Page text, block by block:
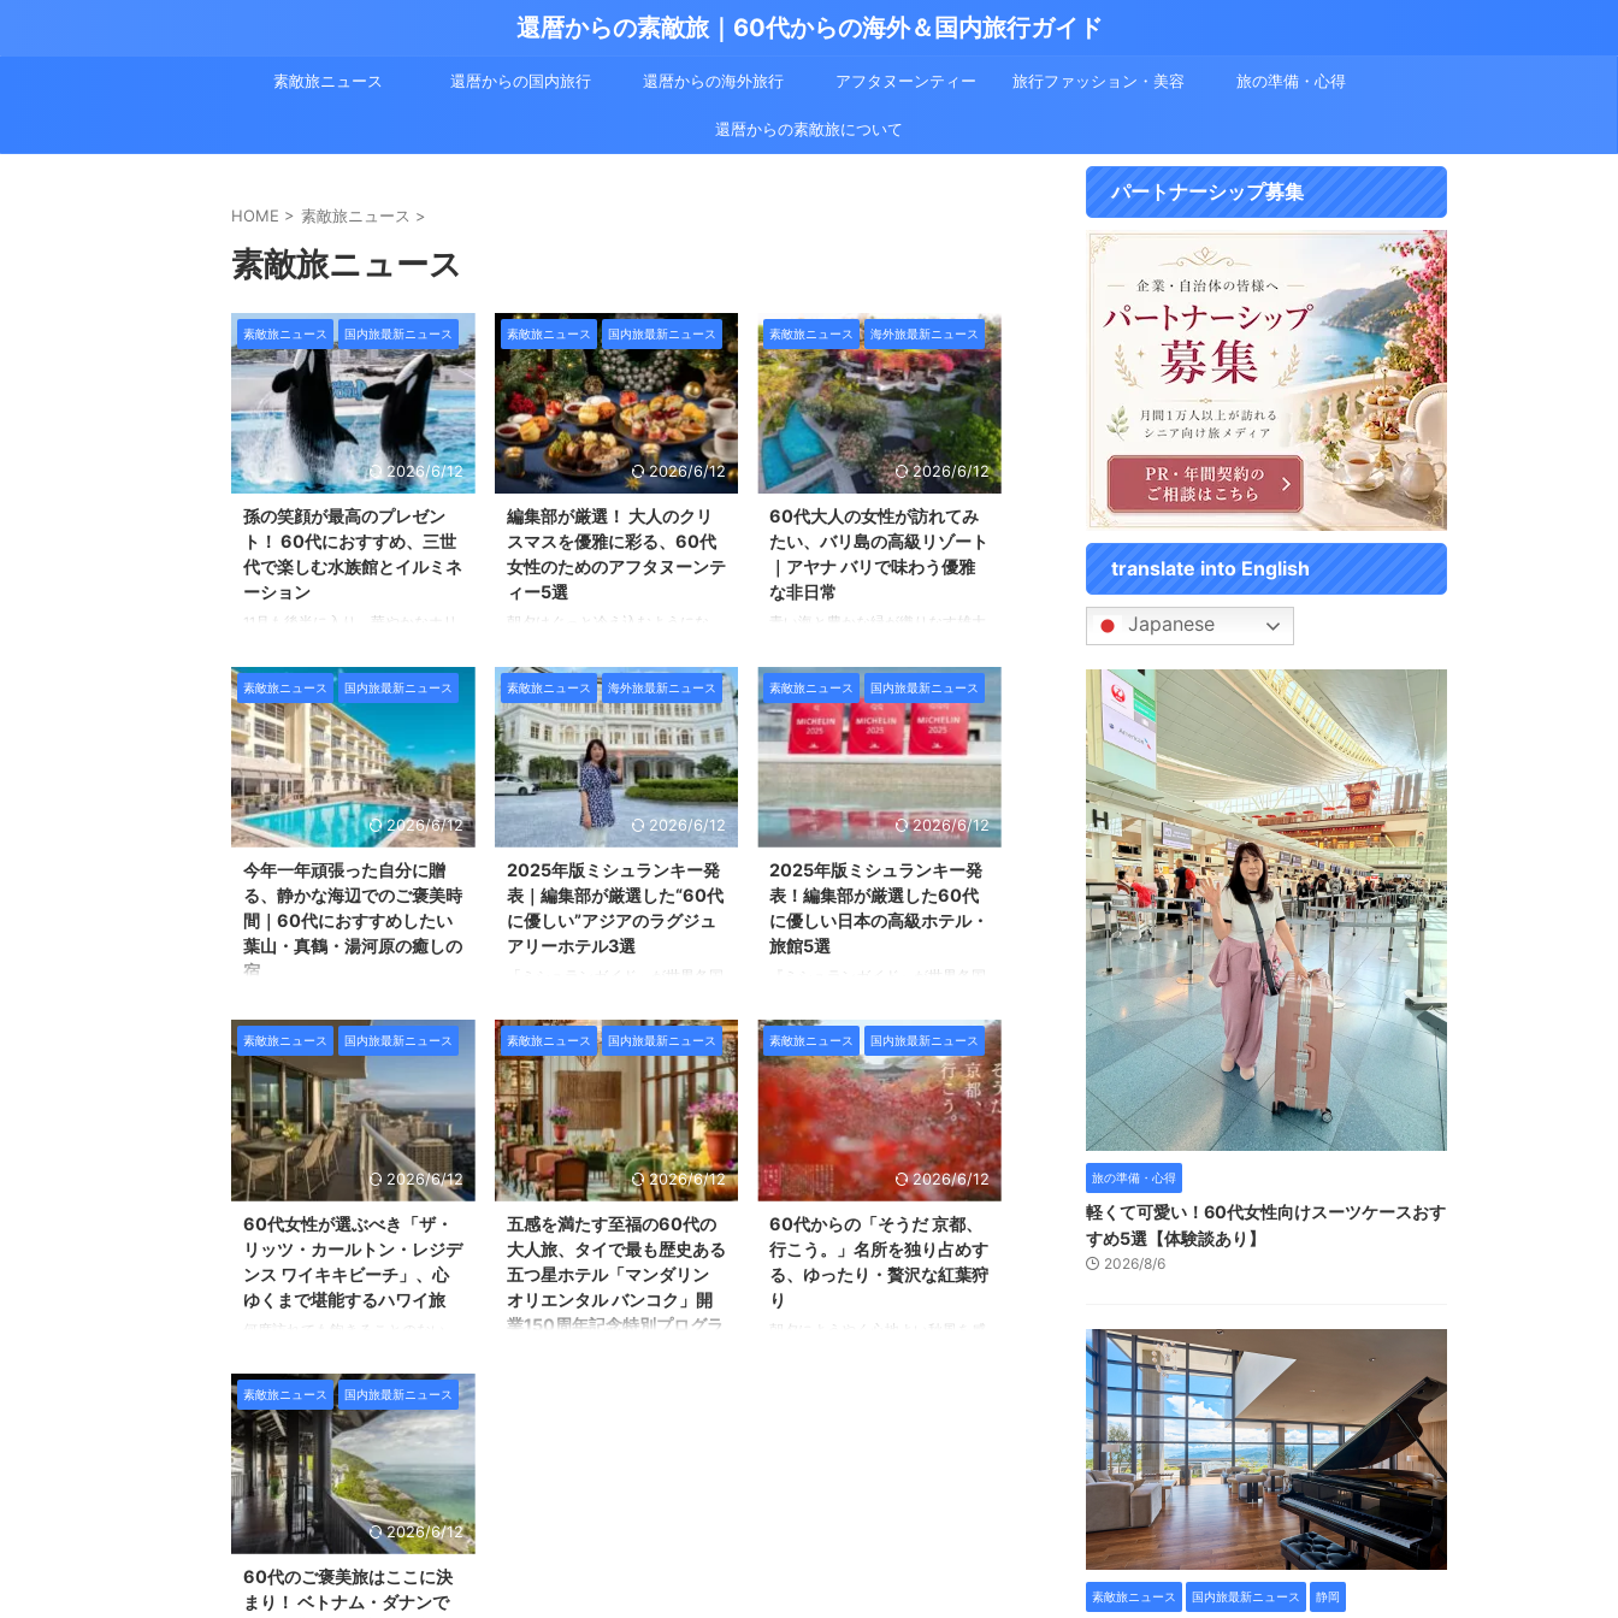
還暦からの素敵旅｜60代からの海外＆国内旅行ガイド
素敵旅ニュース 還暦からの国内旅行 還暦からの海外旅行 アフタヌーンティー 旅行ファッション・美容 旅の準備・心得
還暦からの素敵旅について
HOME > 素敵旅ニュース >
素敵旅ニュース
素敵旅ニュース 国内旅最新ニュース
2026/6/12
孫の笑顔が最高のプレゼン
ト！ 60代におすすめ、三世
代で楽しむ水族館とイルミネ
ーション
11月も後半に入り、華やかなホリ
特別な季節に、かわいいお孫さん
とのお出かけを 計画されている
方も多いのではないでしょうか。
小さなお子さま連れでも楽しめる
魅力的なスポットが続々と登場し
ていますが やはりファミリーで
のお出かけで外すことができない
のは 子どもも大人も満喫できる
テーマパーク。 今回は数あるテ
ーマパークの中から、 関東屈指
の水族館「鴨川シーワールド」と
冬のイルミネメーションが人気の
「東京ドイツ村」 この二つを存
素敵旅ニュース 国内旅最新ニュース
2026/6/12
編集部が厳選！ 大人のクリ
スマスを優雅に彩る、60代
女性のためのアフタヌーンテ
ィー5選
朝夕はぐっと冷え込むようにな
た。 街では煌びやかなイルミネ
ーションの準備も始まり ホリデ
ーシーズンのカウントダウンがス
タートしています。 そんな特別
な季節だからこそ、気のおけない
友人や大切な人と あるいは自分
へのご褒美として 趣向を凝らし
たアフタヌーンティーを贅沢に楽
しんでみたいもの。 今回は、
「還暦からの素敵旅」編集部が厳
選した ６０代の方にもおすすめ
な東京・横浜のラグジュアリーホ
テルの アフタヌーンティーをご
素敵旅ニュース 海外旅最新ニュース
2026/6/12
60代大人の女性が訪れてみ
たい、バリ島の高級リゾート
｜アヤナ バリで味わう優雅
な非日常
青い海と豊かな緑が織りなす雄大
く神秘的な文化、 そして、訪れ
た人を穏やかに包み込んでくれる
ホスピタリティ。 多くの旅人を
魅了してやまないインドネシア・
バリ島は、 60代の大人の女性に
とっても訪れてみたいデスティネ
ーションの一つです。 バリ島に
数多くあるラグジュアリーホテル
の中から、 インド洋を一望する
断崖絶壁の海岸線に建つ五つ星リ
ゾート 「アヤナ バリ」をご紹介
します。 ジンバラン湾を望む海
岸線に建つ高級リゾート「アヤナ
素敵旅ニュース 国内旅最新ニュース
2026/6/12
今年一年頑張った自分に贈
る、静かな海辺でのご褒美時
間｜60代におすすめしたい
葉山・真鶴・湯河原の癒しの
宿
した。 慌ただしい年末がやって
くる前に、 ほんの少し都会の喧
騒から離れて、自分だけの静謐を
楽しむ、 ひとり旅に出かけてみ
るのはいかがでしょう。 豊かな
自然の中でリフレッシュする贅沢
な時間は、 今年一年、頑張って
きた自分へのご褒美にふさわしい
ものとなるに違いありません。
今回は、都心から電車で約1〜2時
間でアクセスできる 海と自然に
包まれた海辺のリゾート 葉山・
真鶴・湯河原から「自然」「温
をご紹介します。 ...
素敵旅ニュース 海外旅最新ニュース
2026/6/12
2025年版ミシュランキー発
表｜編集部が厳選した“60代
に優しい”アジアのラグジュ
アリーホテル3選
「ミシュランガイド」が世界各国
する「ミシュランキー」。 前回
は、「ミシュランキー」に選出さ
れた日本国内の128軒から、 編集
長ままリンが独自の視点で厳選し
た “60代に優しい”高級ホテル・旅
館5軒をご紹介しました。 今回
は、編集長ままリンが視野を海
外・アジアにまで広げて、 「ミ
シュランキー」を獲得した“60代
に優しい”高級ホテルを 3軒、セレ
クトしました！ 「ミシュランガ
イド アジア 2025」とは？ 『ミシ
ュランガイド』が2024年4月に世
素敵旅ニュース 国内旅最新ニュース
2026/6/12
2025年版ミシュランキー発
表！編集部が厳選した60代
に優しい日本の高級ホテル・
旅館5選
『ミシュランガイド』が世界各国
する「ミシュランキー」の 2025
年セレクションが発表されまし
た。 栄誉ある「ミシュランキ
ー」に選出された 日本国内の128
軒の宿泊施設の中から、 旅の達
人・編集長ままリンが独自の視点
で厳選した5軒をご紹介します！
ホテルを格付けする「ミシュラン
キー」とは？ 「ミシュランキ
ー」とは、「ミシュランガイド」
が 2024年4月に世界15カ国でスタ
ートしたホテルの格付けです。
「その土地ならではの体験」「建
素敵旅ニュース 国内旅最新ニュース
2026/6/12
60代女性が選ぶべき「ザ・
リッツ・カールトン・レジデ
ンス ワイキキビーチ」、心
ゆくまで堪能するハワイ旅
何度訪れても飽きることのない、
ワイ。 観光やショッピング、グ
ルメも魅力的ですが、 大人のリ
ゾート旅の醍醐味は、日常の喧騒
を離れて過ご 特別なひとときに
あるのかもしれません。 極上の
ホスピタリティと非日常を求める
なら、 憧れの「ザ・リッツ・カ
ールトン・レジデンス ワイキキ
ビーチ」での ステイはいかがで
しょうか。 上質を知る60代の大
素敵旅ニュース 国内旅最新ニュース
2026/6/12
五感を満たす至福の60代の
大人旅、タイで最も歴史ある
五つ星ホテル「マンダリン
オリエンタル バンコク」開
業150周年記念特別プログラ
素敵旅ニュース 国内旅最新ニュース
2026/6/12
60代からの「そうだ 京都、
行こう。」名所を独り占めす
る、ゆったり・贅沢な紅葉狩
り
朝夕にようやく心地よい秋風を感
素敵旅ニュース 国内旅最新ニュース
2026/6/12
60代のご褒美旅はここに決
まり！ ベトナム・ダナンで
パートナーシップ募集
translate into English
Japanese
旅の準備・心得
軽くて可愛い！60代女性向けスーツケースおす
すめ5選【体験談あり】
2026/8/6
素敵旅ニュース 国内旅最新ニュース 静岡